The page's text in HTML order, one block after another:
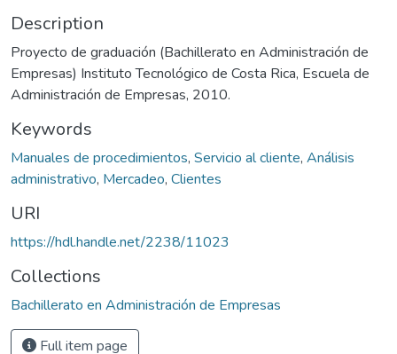
Description
Proyecto de graduación (Bachillerato en Administración de
Empresas) Instituto Tecnológico de Costa Rica, Escuela de
Administración de Empresas, 2010.
Keywords
Manuales de procedimientos, Servicio al cliente, Análisis
administrativo, Mercadeo, Clientes
URI
https://hdl.handle.net/2238/11023
Collections
Bachillerato en Administración de Empresas
Full item page